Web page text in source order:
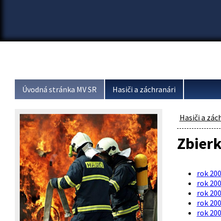
Úvodná stránka MV SR Hasiči a záchranári
Hasiči a
rok
rok
rok
rok
rok